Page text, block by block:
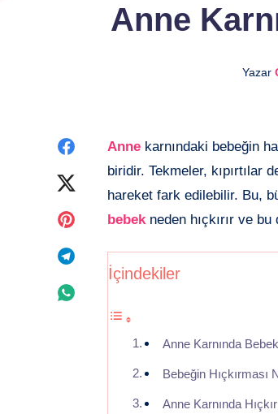
Anne
Yazar
Facebook'de
paylaşın
paylaşın
Pinterest'de
paylaşın
Telegram'de
paylaşın
paylaşın
Anne karnındaki bebeğin
biridir. Tekmeler, kıpırtılar
hareket fark edilebilir. Bu,
bebek neden hıçkırır ve
İçindekiler
Anne Karnında
Bebeğin
Anne Karnında